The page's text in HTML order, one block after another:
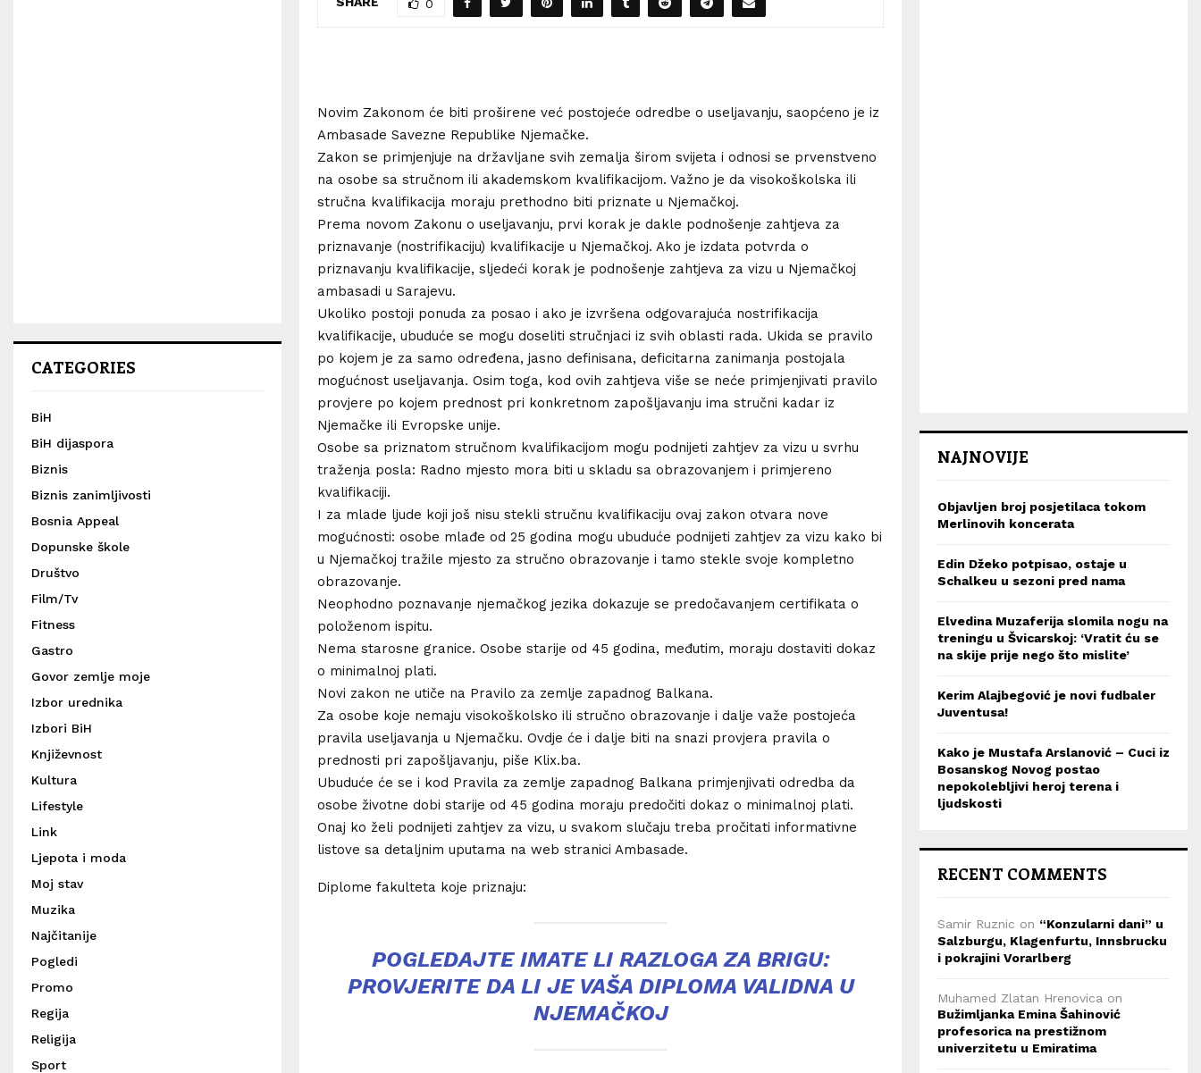
0
Novim Zakonom će biti proširene već postojeće odredbe o useljavanju, saopćeno je iz
Ambasade Savezne Republike Njemačke.
Zakon se primjenjuje na državljane svih zemalja širom svijeta i odnosi se prvenstveno
na osobe sa stručnom ili akademskom kvalifikacijom. Važno je da visokoškolska ili
stručna kvalifikacija moraju prethodno biti priznate u Njemačkoj.
Prema novom Zakonu o useljavanju, prvi korak je dakle podnošenje zahtjeva za
priznavanje (nostrifikaciju) kvalifikacije u Njemačkoj. Ako je izdata potvrda o
priznavanju kvalifikacije, sljedeći korak je podnošenje zahtjeva za vizu u Njemačkoj
ambasadi u Sarajevu.
Ukoliko postoji ponuda za posao i ako je izvršena odgovarajuća nostrifikacija
kvalifikacije, ubuduće se mogu doseliti stručnjaci iz svih oblasti rada. Ukida se pravilo
po kojem je za samo određena, jasno definisana, deficitarna zanimanja postojala
mogućnost useljavanja. Osim toga, kod ovih zahtjeva više se neće primjenjivati pravilo
provjere po kojem prednost pri konkretnom zapošljavanju ima stručni kadar iz
Njemačke ili Evropske unije.
Osobe sa priznatom stručnom kvalifikacijom mogu podnijeti zahtjev za vizu u svrhu
traženja posla: Radno mjesto mora biti u skladu sa obrazovanjem i primjereno
kvalifikaciji.
I za mlade ljude koji još nisu stekli stručnu kvalifikaciju ovaj zakon otvara nove
mogućnosti: osobe mlađe od 25 godina mogu ubuduće podnijeti zahtjev za vizu kako bi
u Njemačkoj tražile mjesto za stručno obrazovanje i tamo stekle svoje kompletno
obrazovanje.
Neophodno poznavanje njemačkog jezika dokazuje se predočavanjem certifikata o
položenom ispitu.
Nema starosne granice. Osobe starije od 45 godina, međutim, moraju dostaviti dokaz
o minimalnoj plati.
Novi zakon ne utiče na Pravilo za zemlje zapadnog Balkana.
Za osobe koje nemaju visokoškolsko ili stručno obrazovanje i dalje važe postojeća
pravila useljavanja u Njemačku. Ovdje će i dalje biti na snazi provjera pravila o
prednosti pri zapošljavanju, piše Klix.ba.
Ubuduće će se i kod Pravila za zemlje zapadnog Balkana primjenjivati odredba da
osobe životne dobi starije od 45 godina moraju predočiti dokaz o minimalnoj plati.
Onaj ko želi podnijeti zahtjev za vizu, u svakom slučaju treba pročitati informativne
listove sa detaljnim uputama na web stranici Ambasade.
Diplome fakulteta koje priznaju:
POGLEDAJTE IMATE LI RAZLOGA ZA BRIGU:
PROVJERITE DA LI JE VAŠA DIPLOMA VALIDNA U
NJEMAČKOJ
CATEGORIES
BiH
BiH dijaspora
Biznis
Biznis zanimljivosti
Bosnia Appeal
Dopunske škole
Društvo
Film/Tv
Fitness
Gastro
Govor zemlje moje
Izbor urednika
Izbori BiH
Književnost
Kultura
Lifestyle
Link
Ljepota i moda
Moj stav
Muzika
Najčitanije
Pogledi
Promo
Regija
Religija
Sport
NAJNOVIJE
Objavljen broj posjetilaca tokom
Merlinovih koncerata
Edin Džeko potpisao, ostaje u
Schalkeu u sezoni pred nama
Elvedina Muzaferija slomila nogu na
treningu u Švicarskoj: ‘Vratit ću se
na skije prije nego što mislite’
Kerim Alajbegović je novi fudbaler
Juventusa!
Kako je Mustafa Arslanović – Cuci iz
Bosanskog Novog postao
nepokolebljivi heroj terena i
ljudskosti
RECENT COMMENTS
Samir Ruznic on “Konzularni dani” u
Salzburgu, Klagenfurtu, Innsbrucku
i pokrajini Vorarlberg
Muhamed Zlatan Hrenovica on
Bužimljanka Emina Šahinović
profesorica na prestižnom
univerzitetu u Emiratima